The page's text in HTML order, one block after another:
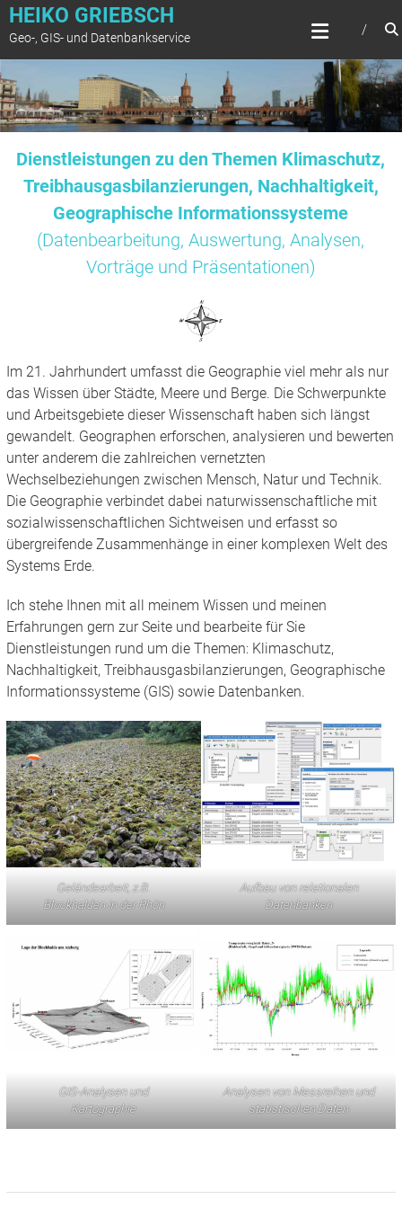
Zum
springen
HEIKO GRIEBSCH
Geo-, GIS- und Datenbankservice
Dienstleistungen zu den Themen Klimaschutz,
Treibhausgasbilanzierungen, Nachhaltigkeit,
Geographische Informationssysteme
(Datenbearbeitung, Auswertung, Analysen,
Vorträge und Präsentationen)
Im 21. Jahrhundert umfasst die Geographie viel mehr als nur
das Wissen über Städte, Meere und Berge. Die Schwerpunkte
und Arbeitsgebiete dieser Wissenschaft haben sich längst
gewandelt. Geographen erforschen, analysieren und bewerten
unter anderem die zahlreichen vernetzten
Wechselbeziehungen zwischen Mensch, Natur und Technik.
Die Geographie verbindet dabei naturwissenschaftliche mit
sozialwissenschaftlichen Sichtweisen und erfasst so
übergreifende Zusammenhänge in einer komplexen Welt des
Systems Erde.
Ich stehe Ihnen mit all meinem Wissen und meinen
Erfahrungen gern zur Seite und bearbeite für Sie
Dienstleistungen rund um die Themen: Klimaschutz,
Nachhaltigkeit, Treibhausgasbilanzierungen, Geographische
Informationssysteme (GIS) sowie Datenbanken.
Geländearbeit, z.B.
Blockhalden in der Rhön
Aufbau von relationalen
Datenbanken
GIS-Analysen und
Kartographie
Analysen von Messreihen und
statistischen Daten